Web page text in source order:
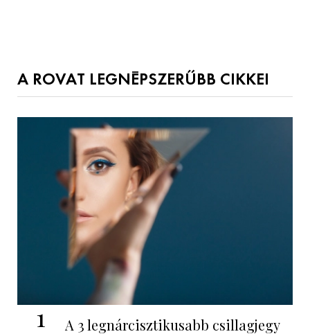
A ROVAT LEGNÉPSZERŰBB CIKKEI
1 A 3 legnárcisztikusabb csillagjegy